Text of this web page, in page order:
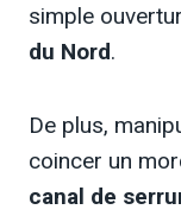
simple
du Nord.
De plus,
coincer un
canal de